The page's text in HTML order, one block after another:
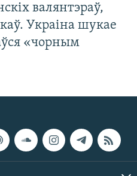
валянтэраў,
Украіна шукае
«чорным